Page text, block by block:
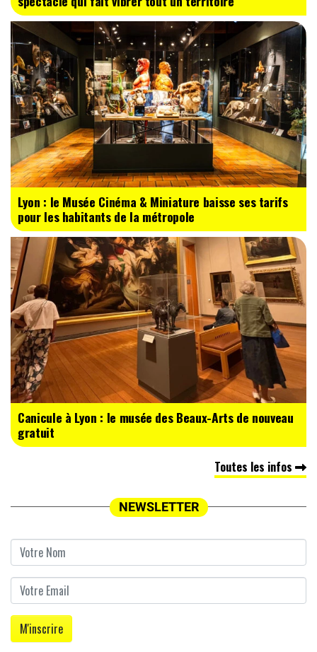
Lyon : le Musée Cinéma & Miniature baisse ses tarifs
pour les habitants de la métropole
Canicule à Lyon : le musée des Beaux-Arts de nouveau
gratuit
Toutes les infos
NEWSLETTER